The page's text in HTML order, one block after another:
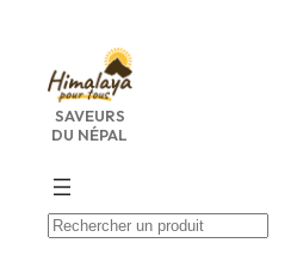
SAVEURS
DU NÉPAL
Recherche